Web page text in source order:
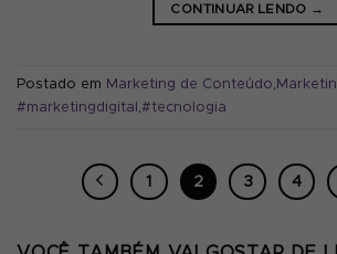
CONTINUAR LENDO →
Postado em Marketing de Conteúdo,
#marketingdigital ,#tecnologia
1 2 3 4